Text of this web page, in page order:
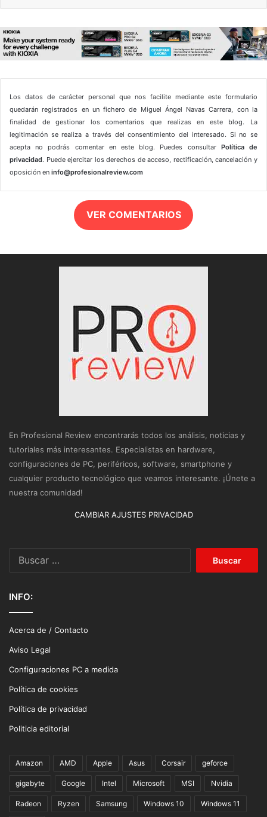
Los datos de carácter personal que nos facilite mediante este formulario
quedarán registrados en un fichero de Miguel Ángel Navas Carrera, con la
finalidad de gestionar los comentarios que realizas en este blog. La
legitimación se realiza a través del consentimiento del interesado. Si no se
acepta no podrás comentar en este blog. Puedes consultar Política de
privacidad. Puede ejercitar los derechos de acceso, rectificación, cancelación y
oposición en info@profesionalreview.com
VER COMENTARIOS
En Profesional Review encontrarás todos los análisis, noticias y
tutoriales más interesantes. Especialistas en hardware,
configuraciones de PC, periféricos, software, smartphone y
cualquier producto tecnológico que veamos interesante. ¡Únete a
nuestra comunidad!
CAMBIAR AJUSTES PRIVACIDAD
INFO:
Acerca de / Contacto
Aviso Legal
Configuraciones PC a medida
Política de cookies
Política de privacidad
Politicia editorial
Amazon AMD Apple Asus Corsair geforce
gigabyte Google Intel Microsoft MSI Nvidia
Radeon Ryzen Samsung Windows 10 Windows 11